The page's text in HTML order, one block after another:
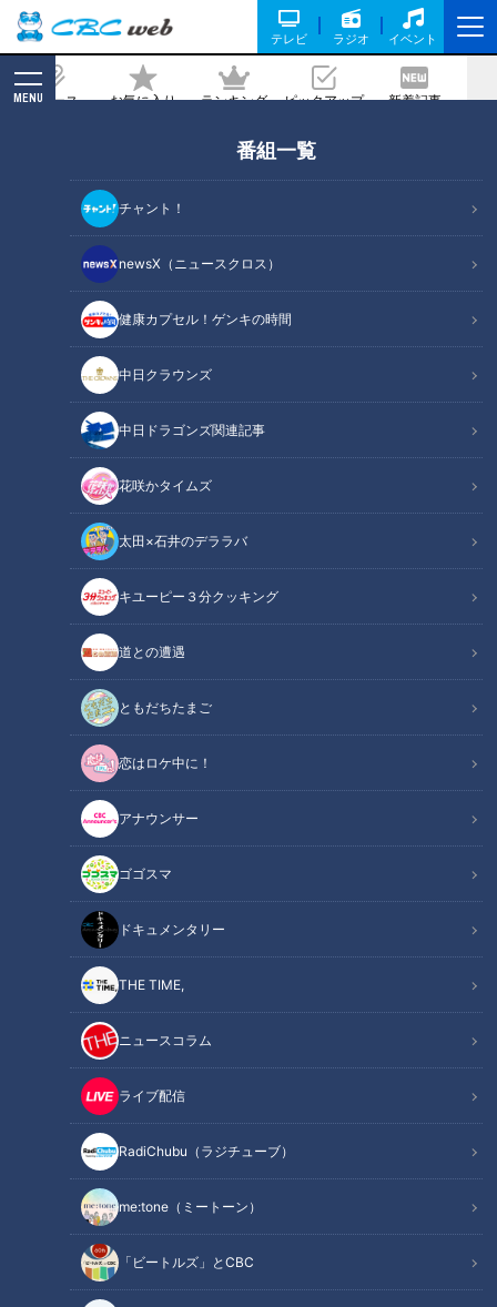
テレビ ラジオ イベント
ニュース お気に入り ランキング ピックアップ 新着記事
MENU
番組一覧
チャント！
newsX（ニュースクロス）
健康カプセル！ゲンキの時間
中日クラウンズ
中日ドラゴンズ関連記事
花咲かタイムズ
太田×石井のデララバ
キユーピー３分クッキング
道との遭遇
ともだちたまご
恋はロケ中に！
アナウンサー
ゴゴスマ
ドキュメンタリー
THE TIME,
ニュースコラム
ライブ配信
RadiChubu（ラジチューブ）
me:tone（ミートーン）
「ビートルズ」とCBC
池”のリスク【newsX】
記事に戻る
【災とSeeing】住宅街にも潜む“ため池”のリスク【newsX】
この記事の画像
この記事を見たあなたへのおすすめ
【災とSeeing】“バックウォー
ター現象”のリスク【newsX】
夏、命の危険も！？急性腎障害
とは【チャント！】
ハザードマップではわからな
い？都市部に潜む「内水氾濫」